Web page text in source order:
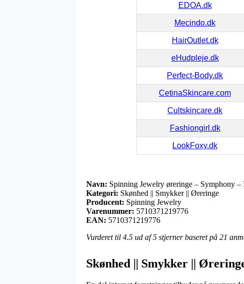
EDOA.dk
Mecindo.dk
HairOutlet.dk
eHudpleje.dk
Perfect-Body.dk
CetinaSkincare.com
Cultskincare.dk
Fashiongirl.dk
LookFoxy.dk
Navn: Spinning Jewelry øreringe – Symphony –
Kategori: Skønhed || Smykker || Øreringe
Producent: Spinning Jewelry
Varenummer: 5710371219776
EAN: 5710371219776
Vurderet til 4.5 ud af 5 stjerner baseret på 21
Skønhed || Smykker ||